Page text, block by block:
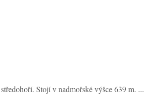
Stojí v nadmořské výšce 639 m. ...